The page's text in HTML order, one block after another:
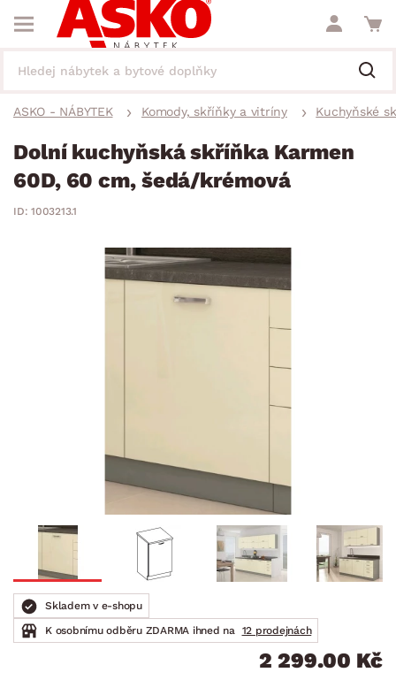
ASKO - NÁBYTEK Komody, skříňky a vitríny Kuchyňské
Dolní kuchyňská skříňka Karmen
60D, 60 cm, šedá/krémová
ID: 1003213.1
Skladem v e-shopu
K osobnímu odběru ZDARMA ihned na
12 prodejnách
2 299.00 Kč